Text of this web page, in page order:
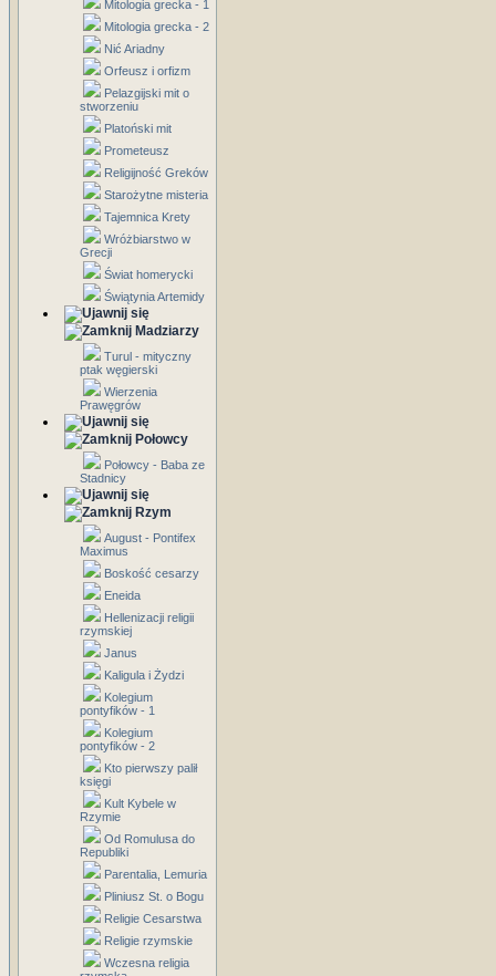
Mitologia grecka - 1
Mitologia grecka - 2
Nić Ariadny
Orfeusz i orfizm
Pelazgijski mit o
stworzeniu
Platoński mit
Prometeusz
Religijność Greków
Starożytne misteria
Tajemnica Krety
Wróżbiarstwo w
Grecji
Świat homerycki
Świątynia Artemidy
Madziarzy
Turul - mityczny
ptak węgierski
Wierzenia
Prawęgrów
Połowcy
Połowcy - Baba ze
Stadnicy
Rzym
August - Pontifex
Maximus
Boskość cesarzy
Eneida
Hellenizacji religii
rzymskiej
Janus
Kaligula i Żydzi
Kolegium
pontyfików - 1
Kolegium
pontyfików - 2
Kto pierwszy palił
księgi
Kult Kybele w
Rzymie
Od Romulusa do
Republiki
Parentalia, Lemuria
Pliniusz St. o Bogu
Religie Cesarstwa
Religie rzymskie
Wczesna religia